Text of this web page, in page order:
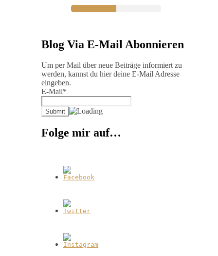
Blog Via E-Mail Abonnieren
Um per Mail über neue Beiträge informiert zu
werden, kannst du hier deine E-Mail Adresse
eingeben.
E-Mail*
Folge mir auf…